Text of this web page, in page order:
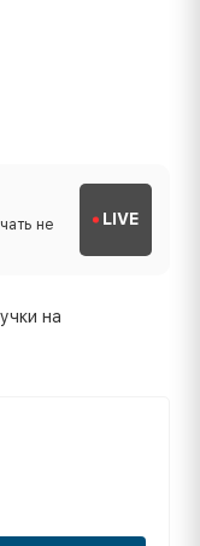
не
LIVE
на